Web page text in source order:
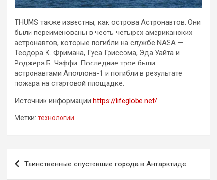
THUMS также известны, как острова Астронавтов. Они
были переименованы в честь четырех американских
астронавтов, которые погибли на службе NASA —
Теодора К. Фримана, Гуса Гриссома, Эда Уайта и
Роджера Б. Чаффи. Последние трое были
астронавтами Аполлона-1 и погибли в результате
пожара на стартовой площадке.
Источник информации https://lifeglobe.net/
Метки: технологии
Навигация
по
Таинственные опустевшие города в Антарктиде